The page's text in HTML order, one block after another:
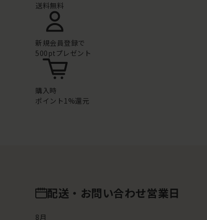
送料無料
新規会員登録で
500ptプレゼント
購入時
ポイント1%還元
配送・お問い合わせ営業日
8月